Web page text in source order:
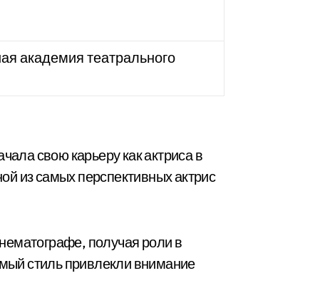
академия театрального
свою карьеру как актриса в
из самых перспективных актрис
получая роли в
стиль привлекли внимание